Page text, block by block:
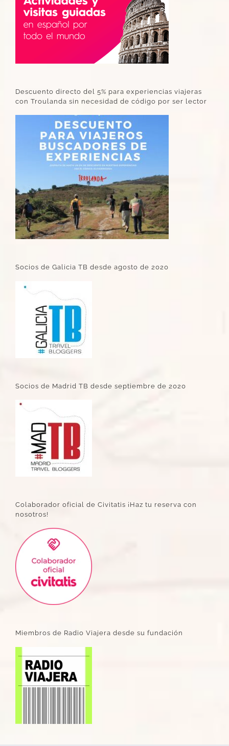
Descuento directo del 5% para experiencias viajeras
con Troulanda sin necesidad de código por ser lector
Socios de Galicia TB desde agosto de 2020
Socios de Madrid TB desde septiembre de 2020
Colaborador oficial de Civitatis ¡Haz tu reserva con
nosotros!
Miembros de Radio Viajera desde su fundación